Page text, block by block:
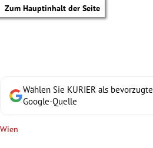
Zum Hauptinhalt der Seite
Wählen Sie KURIER als bevorzugte
Google-Quelle
Wien